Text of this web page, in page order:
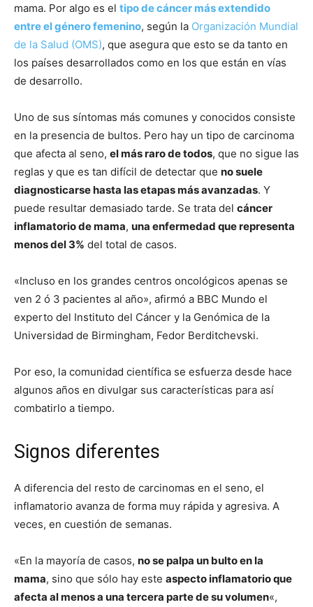
mama. Por algo es el tipo de cáncer más extendido
entre el género femenino, según la Organización Mundial
de la Salud (OMS), que asegura que esto se da tanto en
los países desarrollados como en los que están en vías
de desarrollo.
Uno de sus síntomas más comunes y conocidos consiste
en la presencia de bultos. Pero hay un tipo de carcinoma
que afecta al seno, el más raro de todos, que no sigue las
reglas y que es tan difícil de detectar que no suele
diagnosticarse hasta las etapas más avanzadas. Y
puede resultar demasiado tarde. Se trata del cáncer
inflamatorio de mama, una enfermedad que representa
menos del 3% del total de casos.
«Incluso en los grandes centros oncológicos apenas se
ven 2 ó 3 pacientes al año», afirmó a BBC Mundo el
experto del Instituto del Cáncer y la Genómica de la
Universidad de Birmingham, Fedor Berditchevski.
Por eso, la comunidad científica se esfuerza desde hace
algunos años en divulgar sus características para así
combatirlo a tiempo.
Signos diferentes
A diferencia del resto de carcinomas en el seno, el
inflamatorio avanza de forma muy rápida y agresiva. A
veces, en cuestión de semanas.
«En la mayoría de casos, no se palpa un bulto en la
mama, sino que sólo hay este aspecto inflamatorio que
afecta al menos a una tercera parte de su volumen«,